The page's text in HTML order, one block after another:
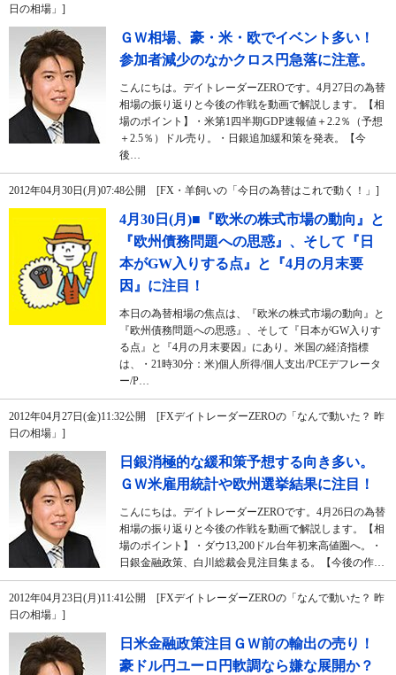
日の相場」]
ＧＷ相場、豪・米・欧でイベント多い！
参加者減少のなかクロス円急落に注意。
こんにちは。デイトレーダーZEROです。4月27日の為替
相場の振り返りと今後の作戦を動画で解説します。【相
場のポイント】・米第1四半期GDP速報値＋2.2％（予想
＋2.5％）ドル売り。・日銀追加緩和策を発表。【今
後…
2012年04月30日(月)07:48公開 [FX・羊飼いの「今日の為替はこれで動く！」]
4月30日(月)■『欧米の株式市場の動向』と
『欧州債務問題への思惑』、そして『日
本がGW入りする点』と『4月の月末要
因』に注目！
本日の為替相場の焦点は、『欧米の株式市場の動向』と
『欧州債務問題への思惑』、そして『日本がGW入りす
る点』と『4月の月末要因』にあり。米国の経済指標
は、・21時30分：米)個人所得/個人支出/PCEデフレータ
ー/P…
2012年04月27日(金)11:32公開 [FXデイトレーダーZEROの「なんで動いた？ 昨
日の相場」]
日銀消極的な緩和策予想する向き多い。
ＧＷ米雇用統計や欧州選挙結果に注目！
こんにちは。デイトレーダーZEROです。4月26日の為替
相場の振り返りと今後の作戦を動画で解説します。【相
場のポイント】・ダウ13,200ドル台年初来高値圏へ。・
日銀金融政策、白川総裁会見注目集まる。【今後の作…
2012年04月23日(月)11:41公開 [FXデイトレーダーZEROの「なんで動いた？ 昨
日の相場」]
日米金融政策注目ＧＷ前の輸出の売り！
豪ドル円ユーロ円軟調なら嫌な展開か？